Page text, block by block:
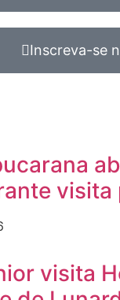
Inscreva-se
visita
visita